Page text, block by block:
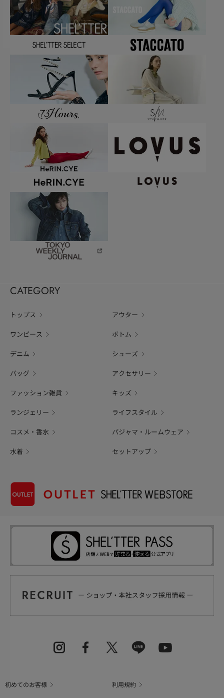
CATEGORY
トップス アウター
ワンピース ボトム
デニム シューズ
バッグ アクセサリー
ファッション雑貨 キッズ
ランジェリー ライフスタイル
コスメ・香水 パジャマ・ルームウェア
水着 セットアップ
初めてのお客様 利用規約